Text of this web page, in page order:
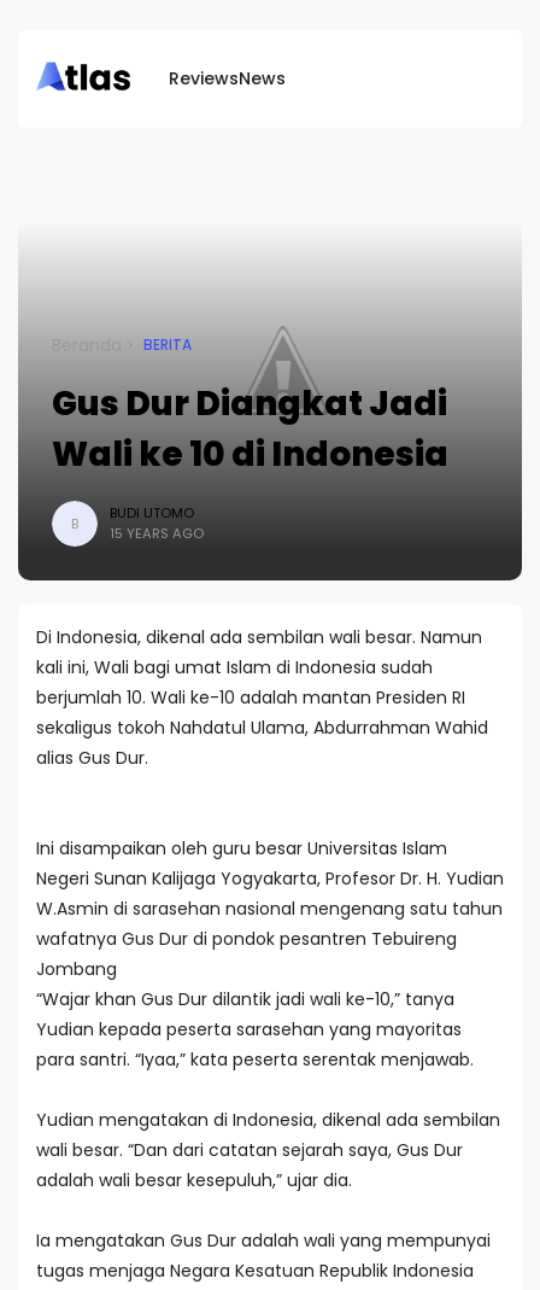
ReviewsNews
Beranda BERITA
Gus Dur Diangkat Jadi
Wali ke 10 di Indonesia
B
BUDI UTOMO
15 YEARS AGO
Di Indonesia, dikenal ada sembilan wali besar. Namun
kali ini, Wali bagi umat Islam di Indonesia sudah
berjumlah 10. Wali ke-10 adalah mantan Presiden RI
sekaligus tokoh Nahdatul Ulama, Abdurrahman Wahid
alias Gus Dur.
Ini disampaikan oleh guru besar Universitas Islam
Negeri Sunan Kalijaga Yogyakarta, Profesor Dr. H. Yudian
W.Asmin di sarasehan nasional mengenang satu tahun
wafatnya Gus Dur di pondok pesantren Tebuireng
Jombang
“Wajar khan Gus Dur dilantik jadi wali ke-10,” tanya
Yudian kepada peserta sarasehan yang mayoritas
para santri. “Iyaa,” kata peserta serentak menjawab.
Yudian mengatakan di Indonesia, dikenal ada sembilan
wali besar. “Dan dari catatan sejarah saya, Gus Dur
adalah wali besar kesepuluh,” ujar dia.
Ia mengatakan Gus Dur adalah wali yang mempunyai
tugas menjaga Negara Kesatuan Republik Indonesia